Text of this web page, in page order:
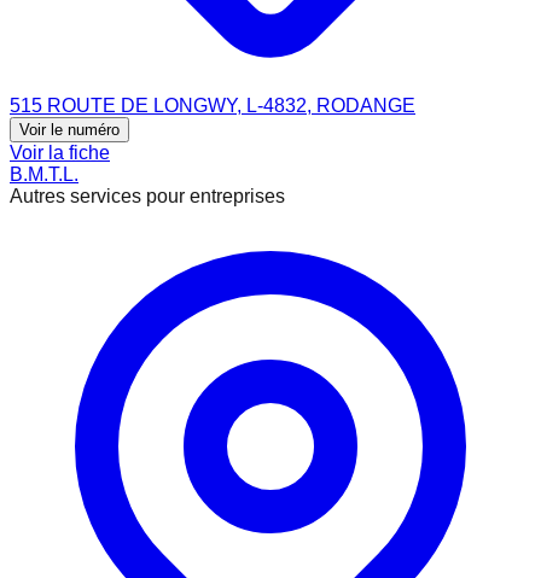
515 ROUTE DE LONGWY, L-4832, RODANGE
Voir le numéro
Voir la fiche
B.M.T.L.
Autres services pour entreprises